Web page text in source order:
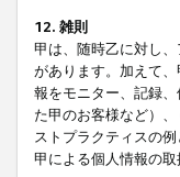
12. 雑則
甲は、随時乙に対し
があります。加えて
報をモニター、記録
た甲のお客様など）
ストプラクティスの
甲による個人情報の取